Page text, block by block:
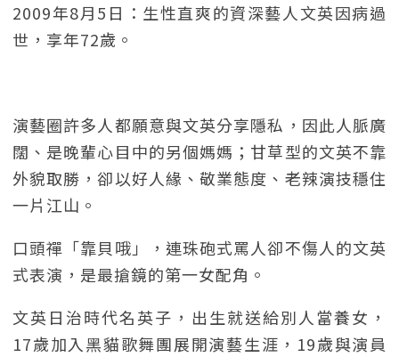
2009年8月5日：生性直爽的資深藝人文英因病過
世，享年72歲。
演藝圈許多人都願意與文英分享隱私，因此人脈廣
闊、是晚輩心目中的另個媽媽；甘草型的文英不靠
外貌取勝，卻以好人緣、敬業態度、老辣演技穩住
一片江山。
口頭禪「靠貝哦」，連珠砲式罵人卻不傷人的文英
式表演，是最搶鏡的第一女配角。
文英日治時代名英子，出生就送給別人當養女，
17歲加入黑貓歌舞團展開演藝生涯，19歲與演員